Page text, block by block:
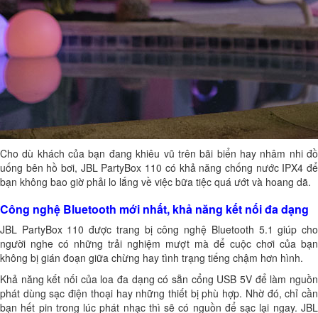
Cho dù khách của bạn đang khiêu vũ trên bãi biển hay nhâm nhi đồ
uống bên hồ bơi, JBL PartyBox 110 có khả năng chống nước IPX4 để
bạn không bao giờ phải lo lắng về việc bữa tiệc quá ướt và hoang dã.
Công nghệ Bluetooth mới nhất, khả năng kết nối đa dạng
JBL PartyBox 110 được trang bị công nghệ Bluetooth 5.1 giúp cho
người nghe có những trải nghiệm mượt mà để cuộc chơi của bạn
không bị gián đoạn giữa chừng hay tình trạng tiếng chậm hơn hình.
Khả năng kết nối của loa đa dạng có sẵn cổng USB 5V để làm nguồn
phát dùng sạc điện thoại hay những thiết bị phù hợp. Nhờ đó, chỉ cần
bạn hết pin trong lúc phát nhạc thì sẽ có nguồn để sạc lại ngay. JBL